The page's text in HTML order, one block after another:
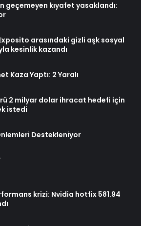
geçemeyen kıyafet yasaklandı:
arasındaki gizli aşk sosyal
kesinlik kazandı
Kaza Yaptı: 2 Yaralı
2 milyar dolar ihracat hedefi için
istedi
Destekleniyor
krizi: Nvidia hotfix 581.94